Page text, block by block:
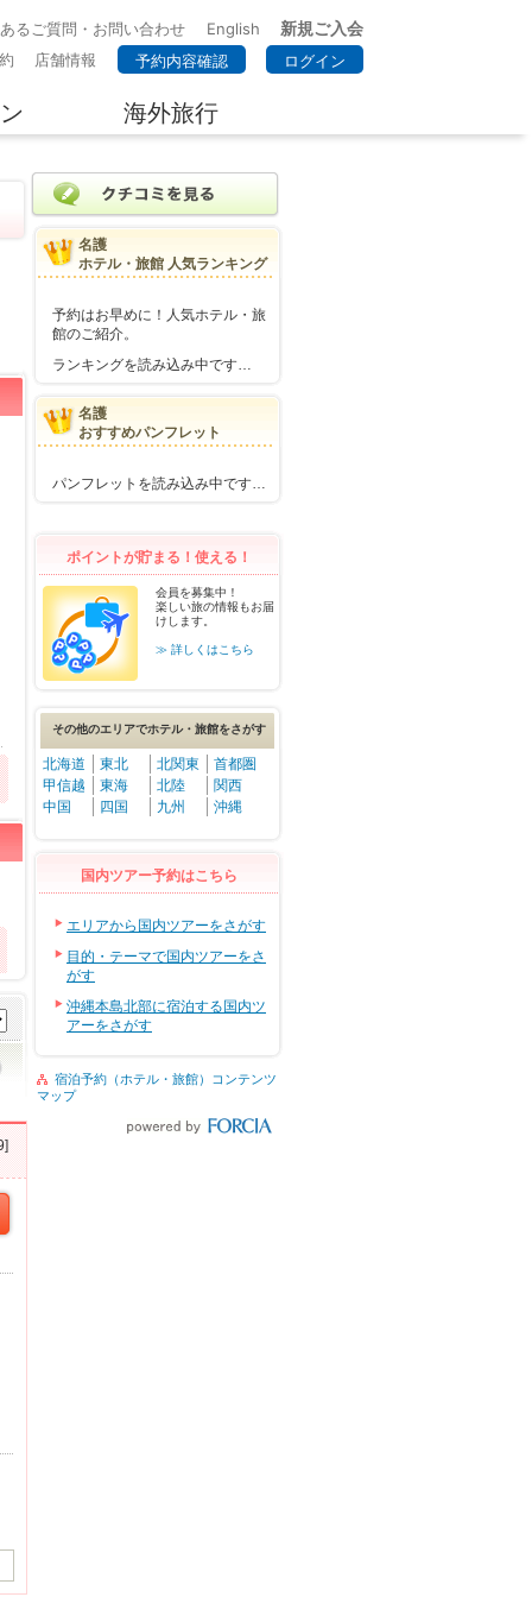
るご質問・お問い合わせ English 新規ご入会
店舗情報 予約内容確認 ログイン
海外旅行
名護
ホテル・旅館 人気ランキング
予約はお早めに！人気ホテル・旅
館のご紹介。
ランキングを読み込み中です…
名護
おすすめパンフレット
パンフレットを読み込み中です…
ポイントが貯まる！使える！
会員を募集中！
楽しい旅の情報もお届
けします。
≫ 詳しくはこちら
その他のエリアでホテル・旅館をさがす
北海道 東北 北関東
首都圏
甲信越
東海 北陸
関西
中国
四国 九州 沖縄
国内ツアー予約はこちら
エリアから国内ツアーをさがす
目的・テーマで国内ツアーをさ
がす
沖縄本島北部に宿泊する国内ツ
アーをさがす
宿泊予約（ホテル・旅館）コンテンツ
マップ